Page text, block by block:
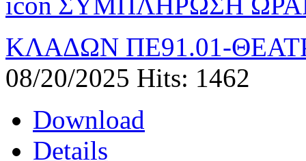
ΚΛΑΔΩΝ ΠΕ91.01-
08/20/2025 Hits: 1462
Download
Details